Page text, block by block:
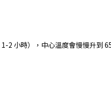
1-2 小時），中心溫度會慢慢升到